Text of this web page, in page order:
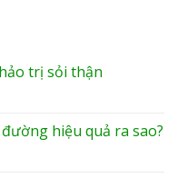
trị sỏi thận
hiệu quả ra sao?